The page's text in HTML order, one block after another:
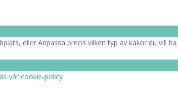
eller Anpassa precis vilken typ av kakor du vill ha.
vår cookie-policy